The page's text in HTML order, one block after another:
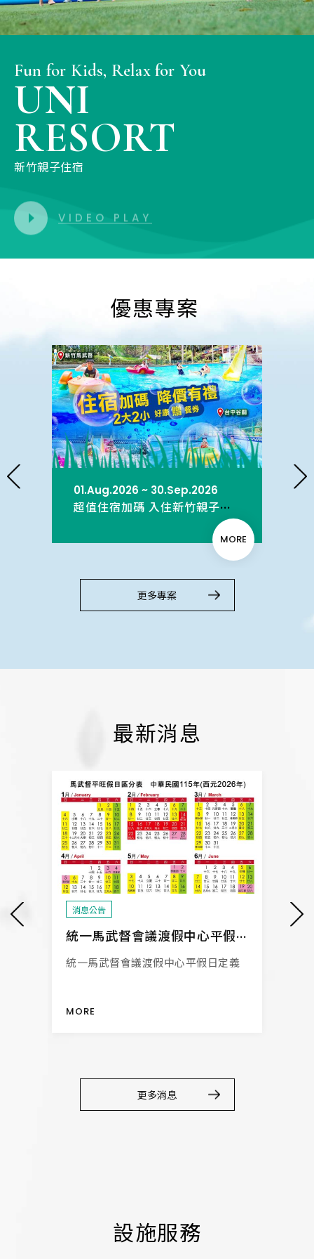
Fun for Kids, Relax for You
UNI
RESORT
新竹親子住宿
VIDEO PLAY
優惠專案
01.Aug.2026 ~ 30.Sep.2026
超值住宿加碼 入住新竹親子飯店 降價有禮高CP享受
MORE
更多專案
最新消息
消息公告
統一馬武督會議渡假中心平假日定義
統一馬武督會議渡假中心平假日定義
MORE
消
更多消息
設施服務